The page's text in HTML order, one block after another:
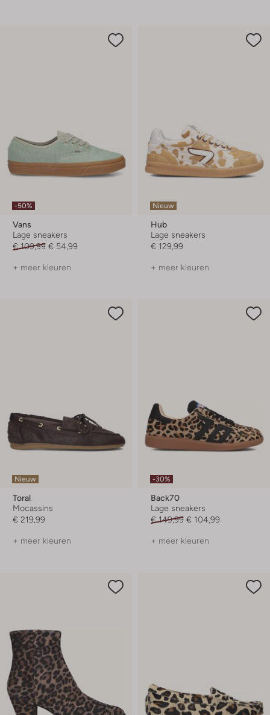
-50%
Vans
Lage sneakers
€ 109,99 € 54,99
+ meer kleuren
Nieuw
Hub
Lage sneakers
€ 129,99
+ meer kleuren
Nieuw
Toral
Mocassins
€ 219,99
+ meer kleuren
-30%
Back70
Lage sneakers
€ 149,99 € 104,99
+ meer kleuren